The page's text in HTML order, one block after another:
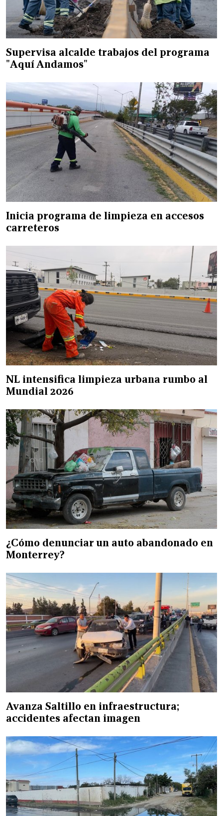
Supervisa alcalde trabajos del programa
"Aquí Andamos"
Inicia programa de limpieza en accesos
carreteros
NL intensifica limpieza urbana rumbo al
Mundial 2026
¿Cómo denunciar un auto abandonado en
Monterrey?
Avanza Saltillo en infraestructura;
accidentes afectan imagen